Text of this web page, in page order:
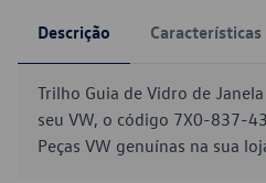
Descrição Características
Trilho Guia de Vidro de
seu VW, o código 7X0-837-
Peças VW genuínas na sua